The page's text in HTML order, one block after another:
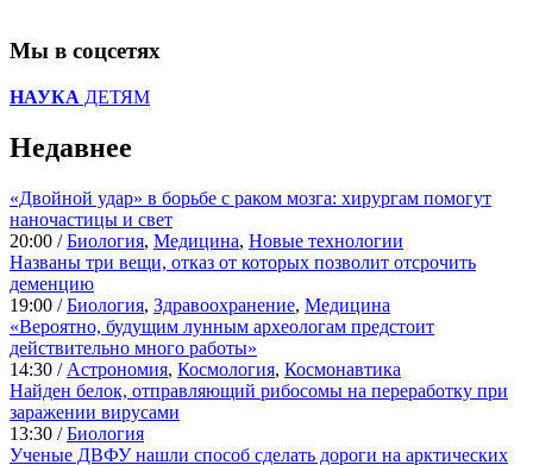
Мы в соцсетях
НАУКА ДЕТЯМ
Недавнее
«Двойной удар» в борьбе с раком мозга: хирургам помогут
наночастицы и свет
20:00 /Биология, Медицина, Новые технологии
Названы три вещи, отказ от которых позволит отсрочить
деменцию
19:00 /Биология, Здравоохранение, Медицина
«Вероятно, будущим лунным археологам предстоит
действительно много работы»
14:30 / Астрономия, Космология, Космонавтика
Найден белок, отправляющий рибосомы на переработку при
заражении вирусами
13:30 /Биология
Ученые ДВФУ нашли способ сделать дороги на арктических